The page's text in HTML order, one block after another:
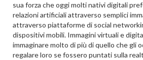
sua forza che oggi molti nativi digitali
relazioni artificiali attraverso semplici
attraverso piattaforme di social
dispositivi mobili. Immagini virtuali e
immaginare molto di più di quello che gli
regalare loro se fossero puntati sulla